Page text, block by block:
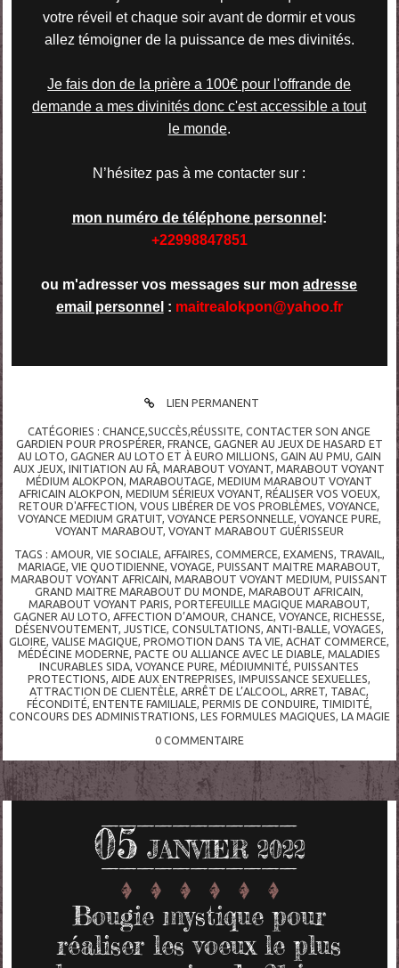
votre réveil et chaque soir avant de dormir et vous
allez témoigner de la puissance de mes divinités.
Je fais don de la prière a 100€ pour l'offrande de
demande a mes divinités donc c'est accessible a tout
le monde.
N’hésitez pas à me contacter sur :
mon numéro de téléphone personnel :
+22998847851
ou m'adresser vos messages sur monadresse
email personnel : maitrealokpon@yahoo.fr
LIEN PERMANENT
CATÉGORIES :CHANCE,SUCCÈS,RÉUSSITE,CONTACTER SON ANGE
GARDIEN POUR PROSPÉRER, FRANCE, GAGNER AU JEUX DE HASARD ET
AU LOTO, GAGNER AU LOTO ET À EURO MILLIONS, GAIN AU PMU, GAIN
AUX JEUX,INITIATION AU FÂ,MARABOUT VOYANT,MARABOUT VOYANT
MÉDIUM ALOKPON,MARABOUTAGE,MEDIUM MARABOUT VOYANT
AFRICAIN ALOKPON, MEDIUM SÉRIEUX VOYANT, RÉALISER VOS VOEUX,
RETOUR D'AFFECTION,VOUS LIBÉRER DE VOS PROBLÈMES,VOYANCE,
VOYANCE MEDIUM GRATUIT, VOYANCE PERSONNELLE, VOYANCE PURE,
VOYANT MARABOUT, VOYANT MARABOUT GUÉRISSEUR
TAGS : AMOUR, VIE SOCIALE, AFFAIRES, COMMERCE, EXAMENS, TRAVAIL ,
MARIAGE,VIE QUOTIDIENNE,VOYAGE,PUISSANT MAITRE MARABOUT,
MARABOUT VOYANT AFRICAIN,MARABOUT VOYANT MEDIUM,PUISSANT
GRAND MAITRE MARABOUT DU MONDE,MARABOUT AFRICAIN,
MARABOUT VOYANT PARIS,PORTEFEUILLE MAGIQUE MARABOUT,
GAGNER AU LOTO,AFFECTION D’AMOUR,CHANCE,VOYANCE,RICHESSE,
DÉSENVOUTEMENT, JUSTICE, CONSULTATIONS, ANTI-BALLE, VOYAGES,
GLOIRE,VALISE MAGIQUE,PROMOTION DANS TA VIE,ACHAT COMMERCE,
MÉDÉCINE MODERNE,PACTE OU ALLIANCE AVEC LE DIABLE,MALADIES
INCURABLES SIDA,VOYANCE PURE,MÉDIUMNITÉ,PUISSANTES
PROTECTIONS,AIDE AUX ENTREPRISES,IMPUISSANCE SEXUELLES,
ATTRACTION DE CLIENTÈLE,ARRÊT DE L’ALCOOL,ARRET, TABAC,
FÉCONDITÉ, ENTENTE FAMILIALE, PERMIS DE CONDUIRE, TIMIDITÉ,
CONCOURS DES ADMINISTRATIONS, LES FORMULES MAGIQUES, LA MAGIE
0 COMMENTAIRE
05 JANVIER 2022
Bougie mystique pour
réaliser les voeux le plus